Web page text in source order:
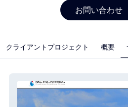
お問い合わせ
クライアントプロジェクト 概要